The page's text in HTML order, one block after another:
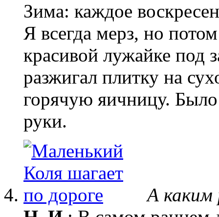
Зима: каждое
Я всегда мерз, но
красивой лужайке под
разжигал плитку на
горячую яичницу. Было
руки.
А каким